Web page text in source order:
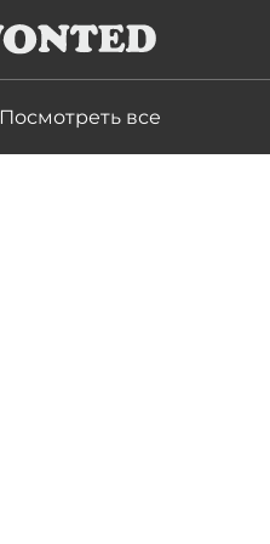
Посмотреть все